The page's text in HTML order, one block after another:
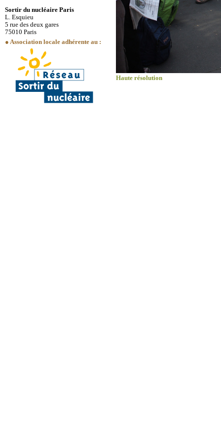
Sortir du nucléaire Paris
L. Esquieu
5 rue des deux gares
75010 Paris
● Association locale adhérente au :
Haute résolution